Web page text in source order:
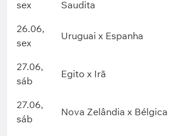
sex Saudita
26.06,
sex
Uruguai x Espanha
27.06,
sáb
Egito x Irã
27.06,
sáb
Nova Zelândia x Bélgica